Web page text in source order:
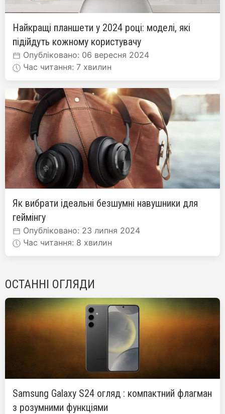
Найкращі планшети у 2024 році: моделі, які
підійдуть кожному користувачу
Опубліковано: 06 вересня 2024
Час читання: 7 хвилин
Як вибрати ідеальні безшумні навушники для
геймінгу
Опубліковано: 23 липня 2024
Час читання: 8 хвилин
ОСТАННІ ОГЛЯДИ
Samsung Galaxy S24 огляд : компактний флагман
з розумними функціями